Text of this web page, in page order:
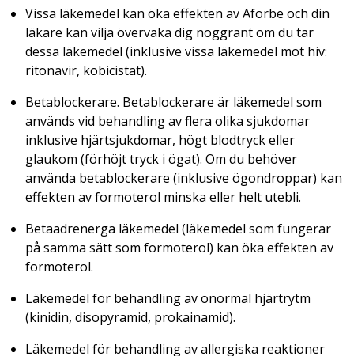
Vissa läkemedel kan öka effekten av Aforbe och din
läkare kan vilja övervaka dig noggrant om du tar
dessa läkemedel (inklusive vissa läkemedel mot hiv:
ritonavir, kobicistat).
Betablockerare. Betablockerare är läkemedel som
används vid behandling av flera olika sjukdomar
inklusive hjärtsjukdomar, högt blodtryck eller
glaukom (förhöjt tryck i ögat). Om du behöver
använda betablockerare (inklusive ögondroppar) kan
effekten av formoterol minska eller helt utebli.
Betaadrenerga läkemedel (läkemedel som fungerar
på samma sätt som formoterol) kan öka effekten av
formoterol.
Läkemedel för behandling av onormal hjärtrytm
(kinidin, disopyramid, prokainamid).
Läkemedel för behandling av allergiska reaktioner